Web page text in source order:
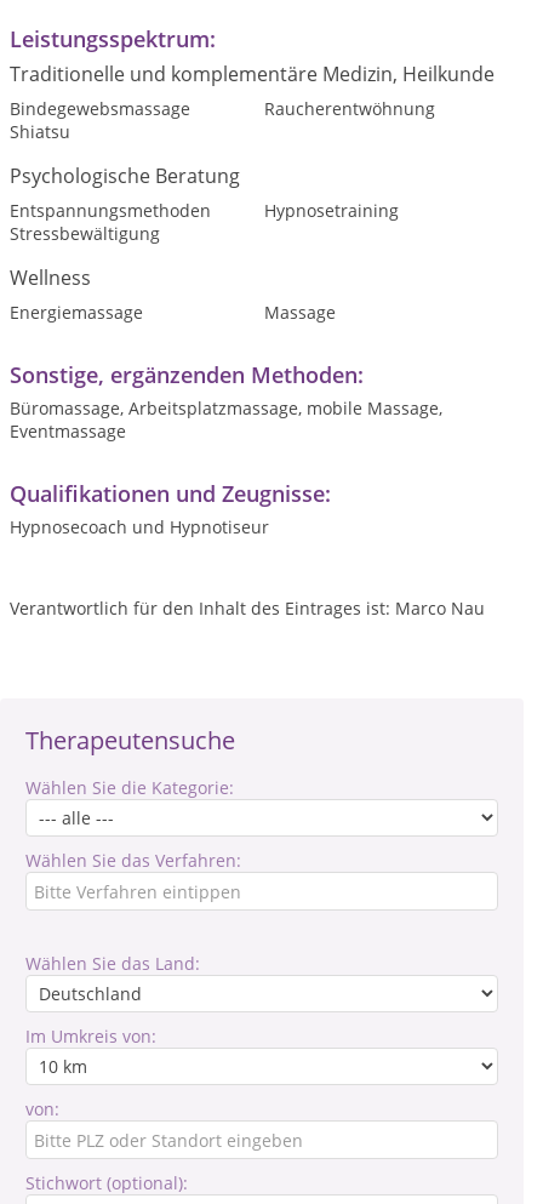
Therapeutensuche
Wählen Sie die Kategorie:
Wählen Sie das Verfahren:
Wählen Sie das Land:
Im Umkreis von:
von:
Stichwort (optional):
Leistungsspektrum:
Traditionelle und komplementäre Medizin, Heilkunde
Bindegewebsmassage
Raucherentwöhnung
Shiatsu
Psychologische Beratung
Entspannungsmethoden
Hypnosetraining
Stressbewältigung
Wellness
Energiemassage Massage
Sonstige, ergänzenden Methoden:
Büromassage, Arbeitsplatzmassage, mobile Massage,
Eventmassage
Qualifikationen und Zeugnisse:
Hypnosecoach und Hypnotiseur
Verantwortlich für den Inhalt des Eintrages ist: Marco Nau